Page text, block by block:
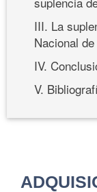
III. La
Nacional
IV.
V.